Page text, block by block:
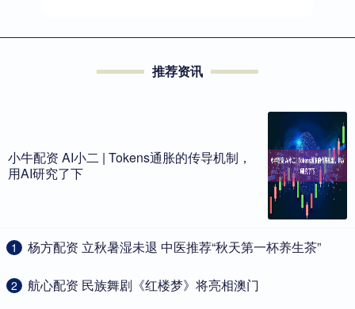
推荐资讯
小牛配资 AI小二 | Tokens通胀的传导机制，
用AI研究了下
1 ​杨方配资 立秋暑湿未退 中医推荐“秋天第一杯养生茶”
2 ​航心配资 民族舞剧《红楼梦》将亮相澳门